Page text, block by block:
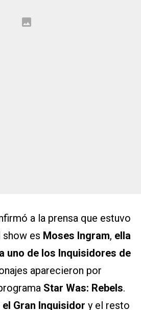
a la prensa que estuvo
show es Moses Ingram, ella
uno de los Inquisidores de
aparecieron por
Star Was: Rebels.
Gran Inquisidor y el resto